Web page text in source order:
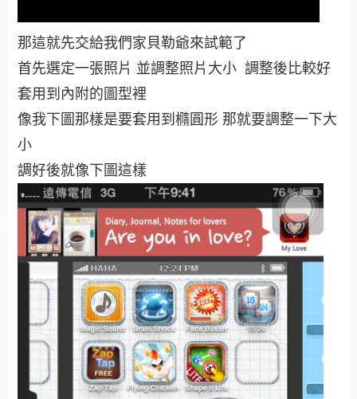
那這就先交給我們家貝勒爺來試範了
首先選定一張照片 並調整照片大小 調整後比較好
套用到內附的圖型裡
像我下圖那樣是要套用到橢圓形 那就要調整一下大
小
調好後就像下圖這樣